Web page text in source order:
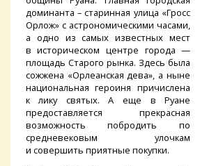
доминанта – старинная улица «Гросс
Орлож» с астрономическими часами,
а одно из самых известных мест
в историческом центре города —
площадь Старого рынка. Здесь была
сожжена «Орлеанская дева», а ныне
национальная героиня причислена
к лику святых. А еще в Руане
предоставляется прекрасная
возможность побродить по
средневековым улочкам
и совершить приятные покупки.